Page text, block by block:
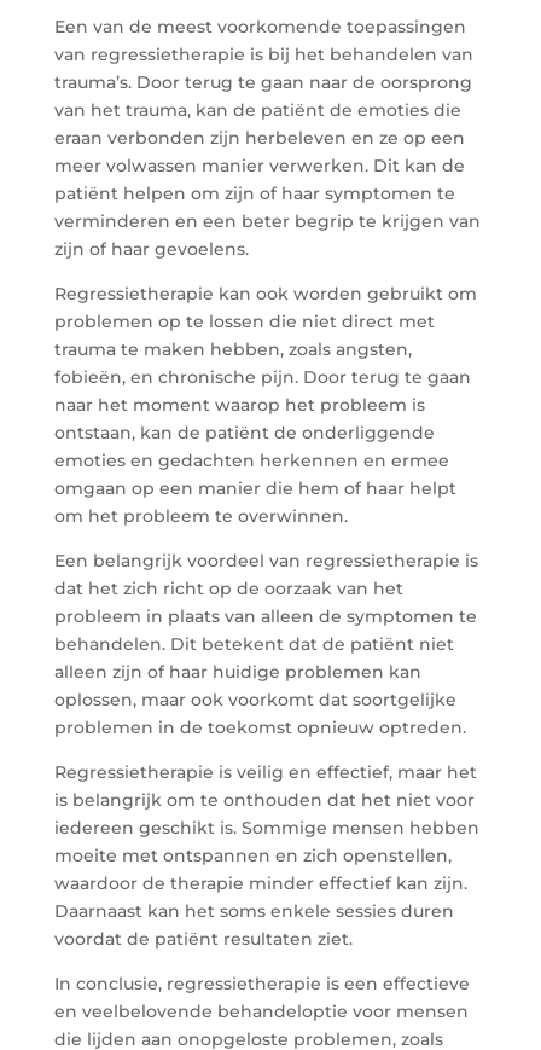
Een van de meest voorkomende toepassingen
van regressietherapie is bij het behandelen van
trauma’s. Door terug te gaan naar de oorsprong
van het trauma, kan de patiënt de emoties die
eraan verbonden zijn herbeleven en ze op een
meer volwassen manier verwerken. Dit kan de
patiënt helpen om zijn of haar symptomen te
verminderen en een beter begrip te krijgen van
zijn of haar gevoelens.
Regressietherapie kan ook worden gebruikt om
problemen op te lossen die niet direct met
trauma te maken hebben, zoals angsten,
fobieën, en chronische pijn. Door terug te gaan
naar het moment waarop het probleem is
ontstaan, kan de patiënt de onderliggende
emoties en gedachten herkennen en ermee
omgaan op een manier die hem of haar helpt
om het probleem te overwinnen.
Een belangrijk voordeel van regressietherapie is
dat het zich richt op de oorzaak van het
probleem in plaats van alleen de symptomen te
behandelen. Dit betekent dat de patiënt niet
alleen zijn of haar huidige problemen kan
oplossen, maar ook voorkomt dat soortgelijke
problemen in de toekomst opnieuw optreden.
Regressietherapie is veilig en effectief, maar het
is belangrijk om te onthouden dat het niet voor
iedereen geschikt is. Sommige mensen hebben
moeite met ontspannen en zich openstellen,
waardoor de therapie minder effectief kan zijn.
Daarnaast kan het soms enkele sessies duren
voordat de patiënt resultaten ziet.
In conclusie, regressietherapie is een effectieve
en veelbelovende behandeloptie voor mensen
die lijden aan onopgeloste problemen, zoals